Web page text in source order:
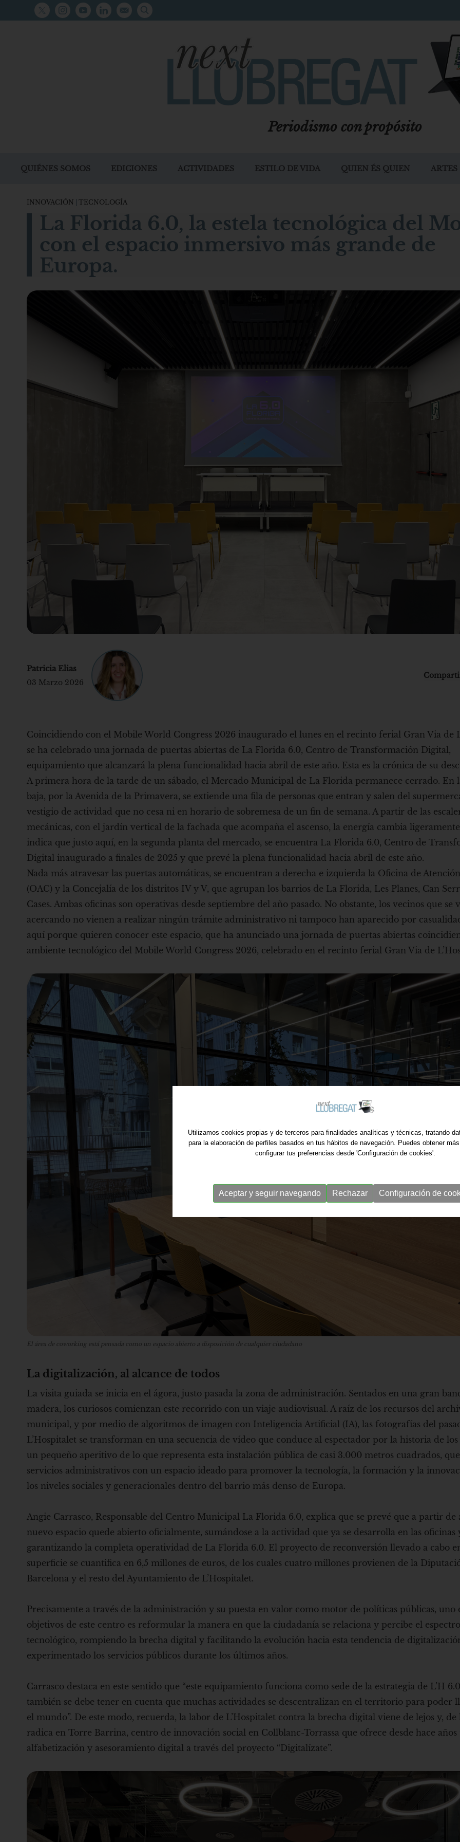
Periodismo con propósito
QUIÉNES SOMOS EDICIONES ACTIVIDADES ESTILO DE VIDA QUIEN ÉS QUIEN ARTES
INNOVACIÓN TECNOLOGÍA
La Florida 6.0, la estela tecnológica del
con el espacio inmersivo más grande de
Europa.
Patricia Elias
03 Marzo 2026
Coincidiendo con el Mobile World Congress 2026 inaugurado el lunes en el recinto ferial Gran Via de
se ha celebrado una jornada de puertas abiertas de La Florida 6.0, Centro de Transformación Digital,
equipamiento que alcanzará la plena funcionalidad hacia abril de este año. Esta es la crónica de su
A primera hora de la tarde de un sábado, el Mercado Municipal de La Florida permanece cerrado. En
baja, por la Avenida de la Primavera, se extiende una fila de personas que entran y salen del
vestigio de actividad que no cesa ni en horario de sobremesa de un fin de semana. A partir de las
mecánicas, con el jardín vertical de la fachada que acompaña el ascenso, la energía cambia
indica que justo aquí, en la segunda planta del mercado, se encuentra La Florida 6.0, Centro de
Digital inaugurado a finales de 2025 y que prevé la plena funcionalidad hacia abril de este año.
Nada más atravesar las puertas automáticas, se encuentran a derecha e izquierda la Oficina de
(OAC) y la Concejalía de los distritos IV y V, que agrupan los barrios de La Florida, Les Planes, Can
Cases. Ambas oficinas son operativas desde septiembre del año pasado. No obstante, los vecinos que se
acercando no vienen a realizar ningún trámite administrativo ni tampoco han aparecido por
aquí porque quieren conocer este espacio, que ha anunciado una jornada de puertas abiertas
ambiente tecnológico del Mobile World Congress 2026, celebrado en el recinto ferial Gran Via de
El área de coworking está pensada como un espacio abierto a disposición de cualquier ciudadano
La digitalización, al alcance de todos
La visita guiada se inicia en el ágora, justo pasada la zona de administración. Sentados en una gran
madera, los curiosos comienzan este recorrido con un viaje audiovisual. A raíz de los recursos del
municipal, y por medio de algoritmos de imagen con Inteligencia Artificial (IA), las fotografías del
L’Hospitalet se transforman en una secuencia de vídeo que conduce al espectador por la historia de los
un pequeño aperitivo de lo que representa esta instalación pública de casi 3.000 metros cuadrados,
servicios administrativos con un espacio ideado para promover la tecnología, la formación y la
los niveles sociales y generacionales dentro del barrio más denso de Europa.
Angie Carrasco, Responsable del Centro Municipal La Florida 6.0, explica que se prevé que a partir de
nuevo espacio quede abierto oficialmente, sumándose a la actividad que ya se desarrolla en las oficinas
garantizando la completa operatividad de La Florida 6.0. El proyecto de reconversión llevado a cabo
superficie se cuantifica en 6,5 millones de euros, de los cuales cuatro millones provienen de la
Barcelona y el resto del Ayuntamiento de L’Hospitalet.
Precisamente a través de la administración y su puesta en valor como motor de políticas públicas, uno
objetivos de este centro es reformular la manera en que la ciudadanía se relaciona y percibe el
tecnológico, rompiendo la brecha digital y facilitando la evolución hacia esta tendencia de
experimentado los servicios públicos durante los últimos años.
Carrasco destaca en este sentido que “este equipamiento funciona como sede de la estrategia de L’H
también se debe tener en cuenta que muchas actividades se descentralizan en el territorio para poder
el mundo”. De este modo, recuerda, la labor de L’Hospitalet contra la brecha digital viene de lejos y, de
radica en Torre Barrina, centro de innovación social en Collblanc-Torrassa que ofrece desde hace años
alfabetización y asesoramiento digital a través del proyecto “Digitalízate”.
Utilizamos cookies propias y de terceros para finalidades analíticas y técnicas, tratando
para la elaboración de perfiles basados en tus hábitos de navegación. Puedes obtener
configurar tus preferencias desde 'Configuración de cookies'.
Aceptar y seguir navegando Rechazar Configuración de